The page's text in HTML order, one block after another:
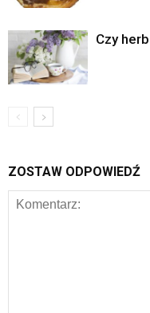
Czy
ZOSTAW ODPOWIEDŹ